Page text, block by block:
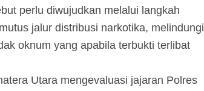
perlu diwujudkan melalui langkah
jalur distribusi narkotika, melindungi
oknum yang apabila terbukti terlibat
Utara mengevaluasi jajaran Polres